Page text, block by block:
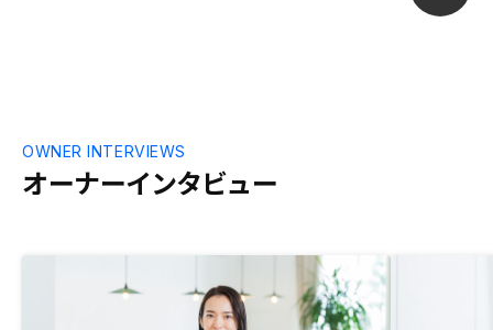
オーナーインタビュー
OWNER INTERVIEWS